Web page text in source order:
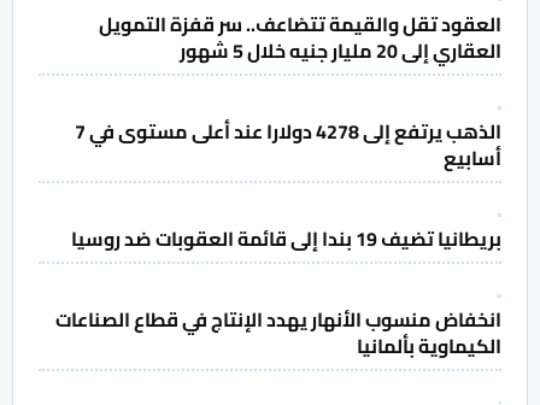
العقود تقل والقيمة تتضاعف.. سر قفزة التمويل
العقاري إلى 20 مليار جنيه خلال 5 شهور
الذهب يرتفع إلى 4278 دولارا عند أعلى مستوى في 7
أسابيع
بريطانيا تضيف 19 بندا إلى قائمة العقوبات ضد روسيا
انخفاض منسوب الأنهار يهدد الإنتاج في قطاع الصناعات
الكيماوية بألمانيا